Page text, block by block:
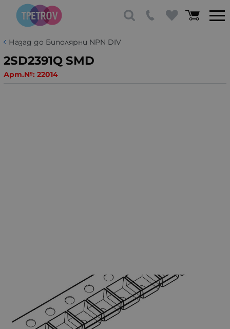
Назад до Биполярни NPN DIV
2SD2391Q SMD
Арт.№: 22014